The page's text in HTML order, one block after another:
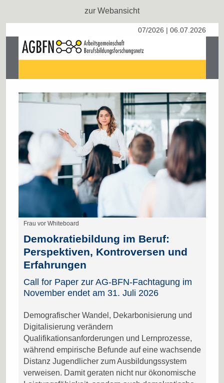
zur Webansicht
07/2026 | 06.07.2026
Frau vor Whiteboard
Demokratiebildung im Beruf:
Perspektiven, Kontroversen und
Erfahrungen
Call for Paper zur AG-BFN-Fachtagung im
November endet am 31. Juli 2026
Demografischer Wandel, Dekarbonisierung und
Digitalisierung verändern
Qualifikationsanforderungen und Lernprozesse,
während empirische Befunde auf eine wachsende
Distanz Jugendlicher zum Ausbildungssystem
verweisen. Damit geraten nicht nur ökonomische